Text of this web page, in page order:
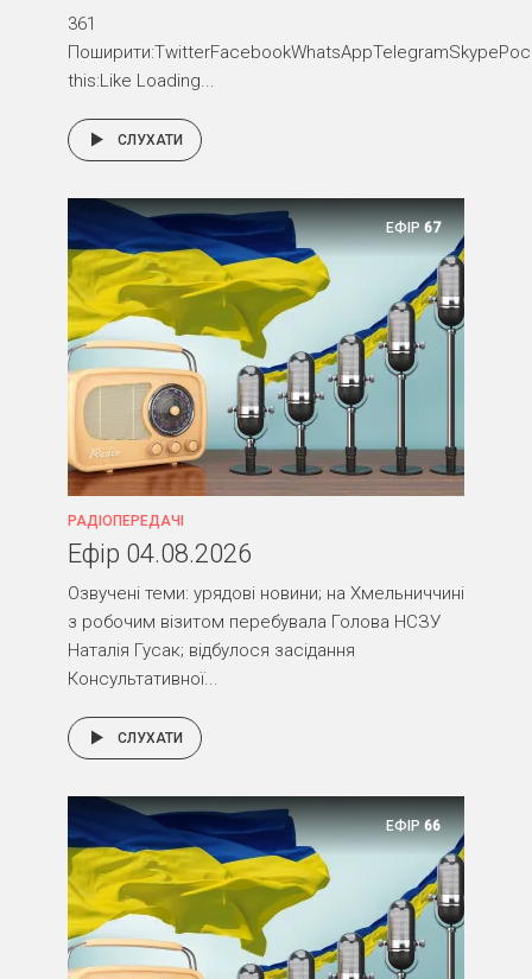
361
this:Like Loading...
СЛУХАТИ
ЕФІР 67
РАДІОПЕРЕДАЧІ
Ефір 04.08.2026
Озвучені теми: урядові новини; на Хмельниччині
з робочим візитом перебувала Голова НСЗУ
Наталія Гусак; відбулося засідання
Консультативної...
СЛУХАТИ
ЕФІР 66